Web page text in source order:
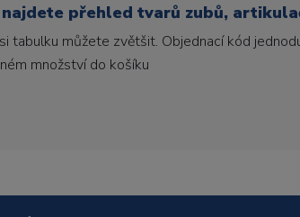
najdete přehled tvarů zubů,
tabulku můžete zvětšit. Objednací kód
množství do košíku